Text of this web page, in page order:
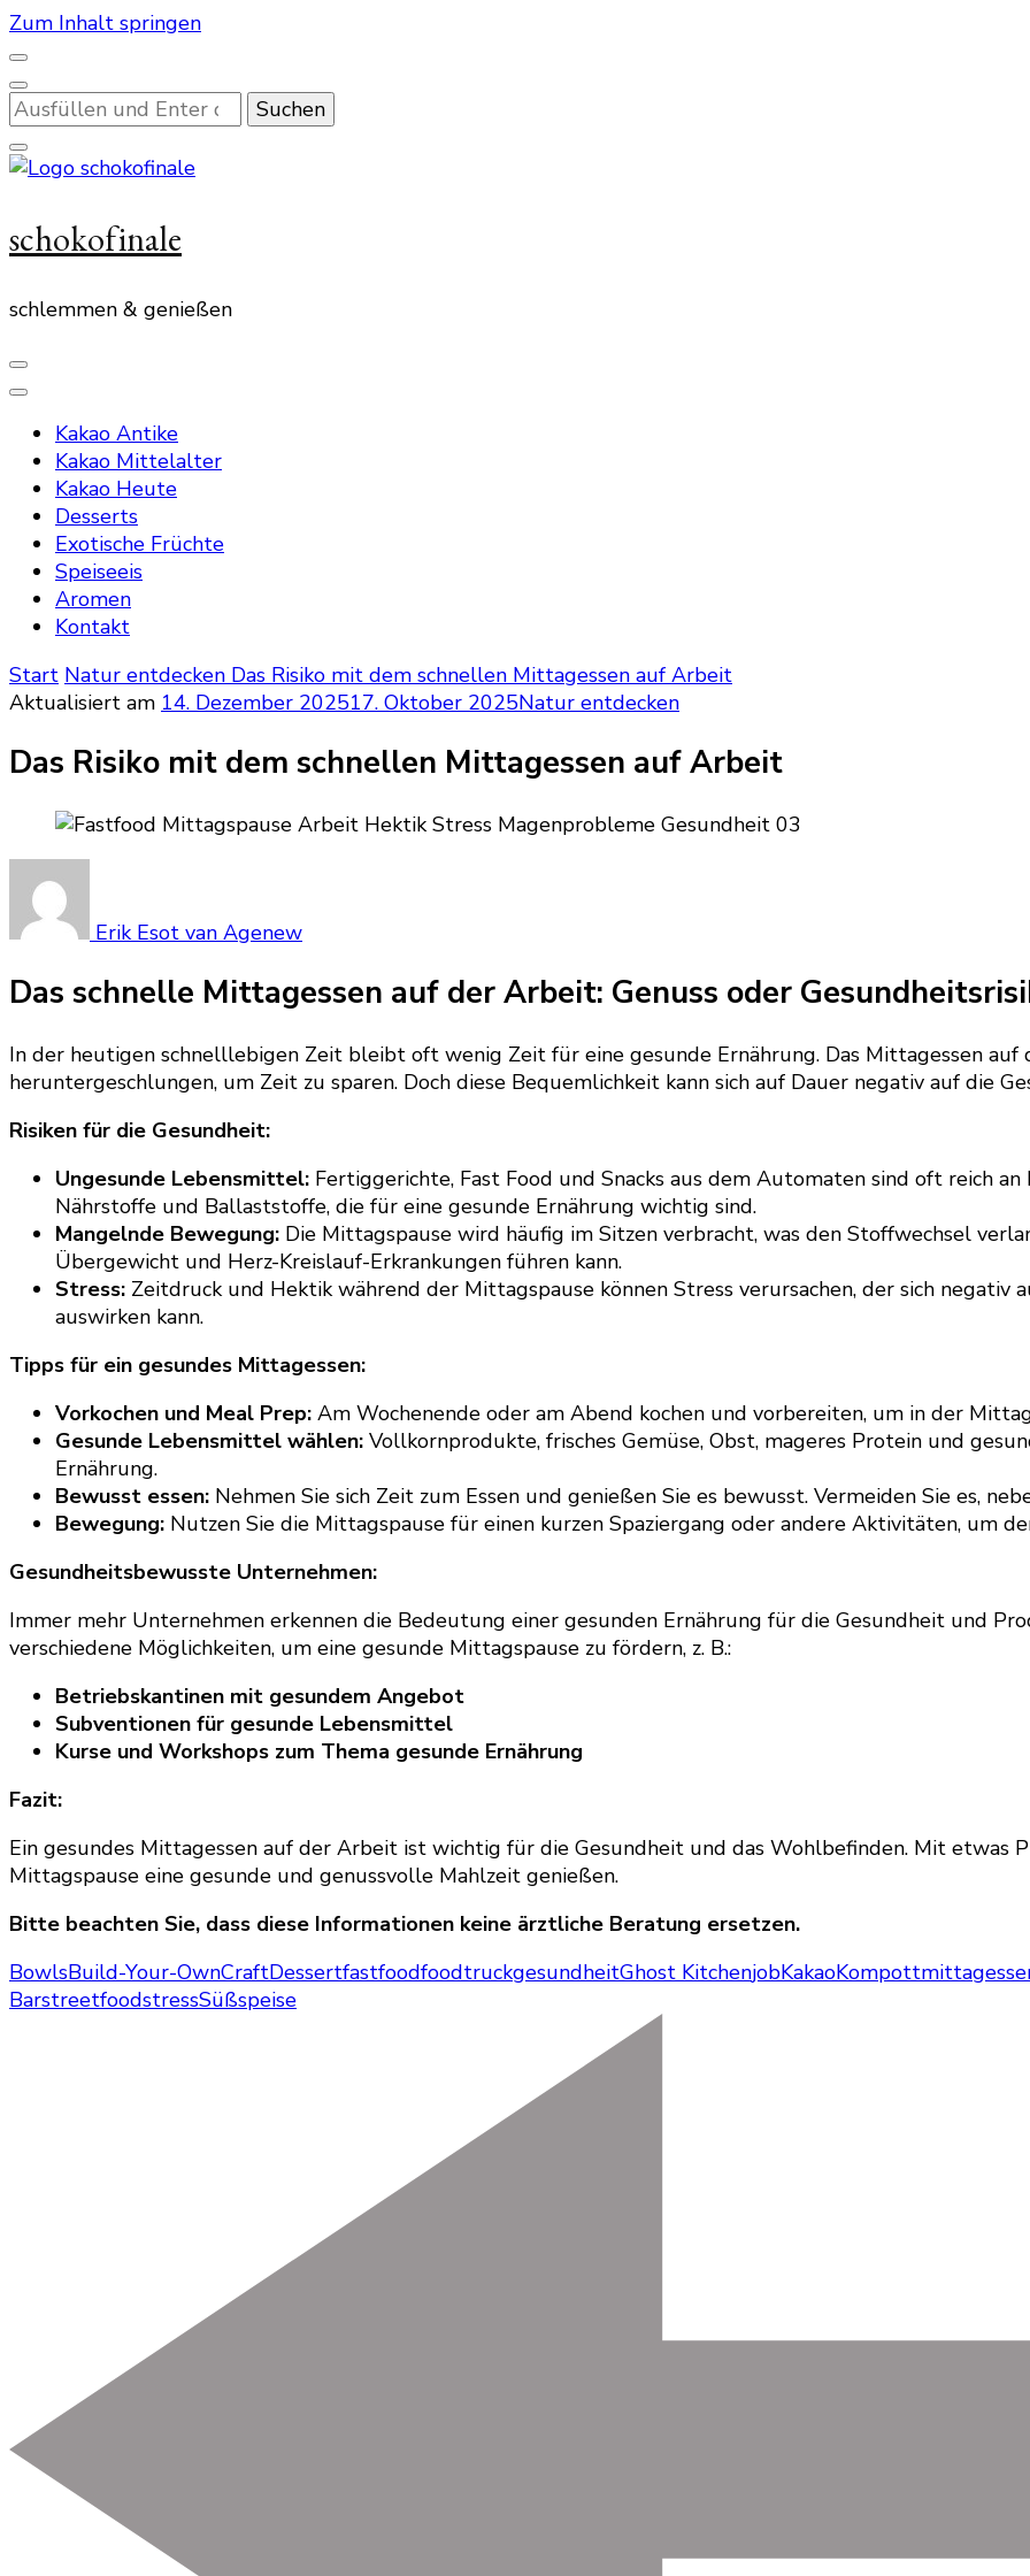
Zum Inhalt springen
Suchst
du
nach
etwas?
schokofinale
schlemmen & genießen
Kakao Antike
Kakao Mittelalter
Kakao Heute
Desserts
Exotische Früchte
Speiseeis
Aromen
Kontakt
Start Natur entdecken Das Risiko mit dem schnellen Mittagessen auf Arbeit
Aktualisiert am 14. Dezember 202517. Oktober 2025Natur entdecken
Das Risiko mit dem schnellen Mittagessen auf Arbeit
Erik Esot van Agenew
Das schnelle Mittagessen auf der Arbeit: Genuss oder
In der heutigen schnelllebigen Zeit bleibt oft wenig Zeit für eine gesunde Ernährung. Das Mittagessen
heruntergeschlungen, um Zeit zu sparen. Doch diese Bequemlichkeit kann sich auf Dauer negativ auf die
Risiken für die Gesundheit:
Ungesunde Lebensmittel: Fertiggerichte, Fast Food und Snacks aus dem Automaten sind oft reich
Nährstoffe und Ballaststoffe, die für eine gesunde Ernährung wichtig sind.
Mangelnde Bewegung: Die Mittagspause wird häufig im Sitzen verbracht, was den Stoffwechsel
Übergewicht und Herz-Kreislauf-Erkrankungen führen kann.
Stress: Zeitdruck und Hektik während der Mittagspause können Stress verursachen, der sich
auswirken kann.
Tipps für ein gesundes Mittagessen:
Vorkochen und Meal Prep: Am Wochenende oder am Abend kochen und vorbereiten, um in der
Gesunde Lebensmittel wählen: Vollkornprodukte, frisches Gemüse, Obst, mageres Protein und
Ernährung.
Bewusst essen: Nehmen Sie sich Zeit zum Essen und genießen Sie es bewusst. Vermeiden Sie es,
Bewegung: Nutzen Sie die Mittagspause für einen kurzen Spaziergang oder andere Aktivitäten, um
Gesundheitsbewusste Unternehmen:
Immer mehr Unternehmen erkennen die Bedeutung einer gesunden Ernährung für die Gesundheit und
verschiedene Möglichkeiten, um eine gesunde Mittagspause zu fördern, z. B.:
Betriebskantinen mit gesundem Angebot
Subventionen für gesunde Lebensmittel
Kurse und Workshops zum Thema gesunde Ernährung
Fazit:
Ein gesundes Mittagessen auf der Arbeit ist wichtig für die Gesundheit und das Wohlbefinden. Mit etwas
Mittagspause eine gesunde und genussvolle Mahlzeit genießen.
Bitte beachten Sie, dass diese Informationen keine ärztliche Beratung ersetzen.
BowlsBuild-Your-OwnCraftDessertfastfoodfoodtruckgesundheitGhost KitchenjobKakaoKompott
BarstreetfoodstressSüßspeise